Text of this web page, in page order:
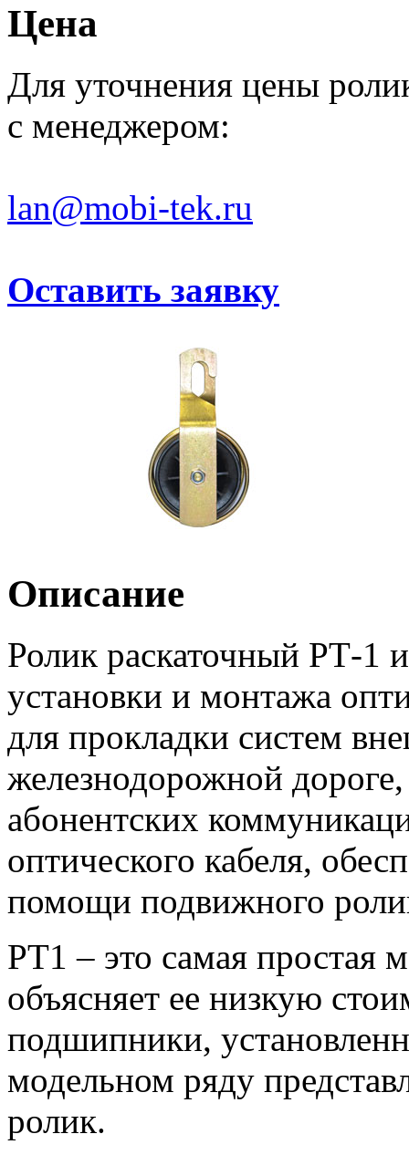
Цена
Для уточнения цены
с менеджером:
lan@mobi-tek.ru
Оставить заявку
Описание
Ролик раскаточный РТ-1
установки и монтажа
для прокладки систем
железнодорожной
абонентских
оптического кабеля,
помощи подвижного
РТ1 – это самая простая
объясняет ее низкую
подшипники,
модельном ряду
ролик.